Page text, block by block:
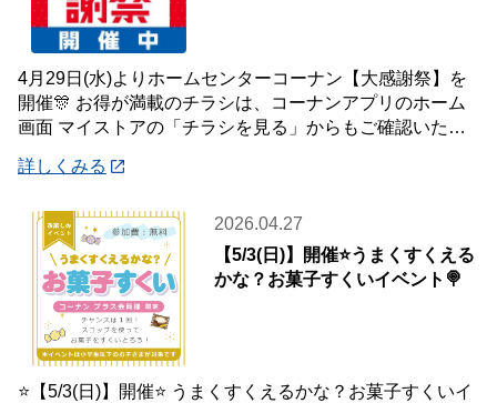
4月29日(水)よりホームセンターコーナン【大感謝祭】を
開催🎊 お得が満載のチラシは、コーナンアプリのホーム
画面 マイストアの「チラシを見る」からもご確認いただ
詳しくみる
2026.04.27
【5/3(日)】開催⭐️うまくすくえる
かな？お菓子すくいイベント🍭
⭐️【5/3(日)】開催⭐️ うまくすくえるかな？お菓子すくいイ